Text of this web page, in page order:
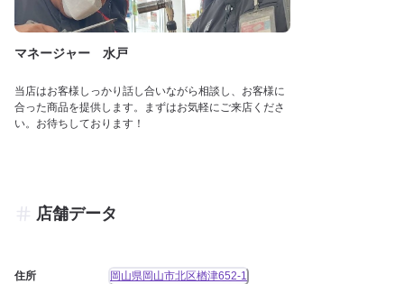
マネージャー 水戸
当店はお客様しっかり話し合いながら相談し、お客様に
合った商品を提供します。まずはお気軽にご来店くださ
い。お待ちしております！
店舗データ
住所 岡山県岡山市北区楢津652-1